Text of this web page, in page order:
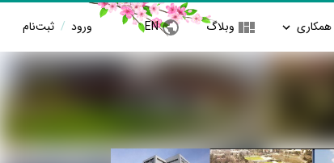
همکاری وبلاگ EN ورود / ثبت‌نام